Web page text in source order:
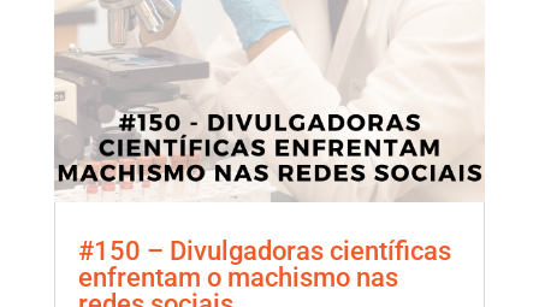
#150 – Divulgadoras científicas
enfrentam o machismo nas